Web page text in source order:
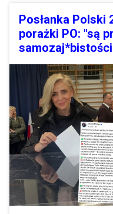
Posłanka Polski
porażki PO: "są